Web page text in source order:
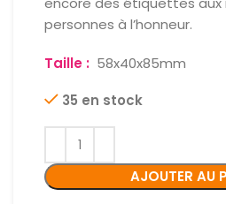
personnes à l’honneur.
Taille : 58x40x85mm
35 en stock
AJOUTER AU